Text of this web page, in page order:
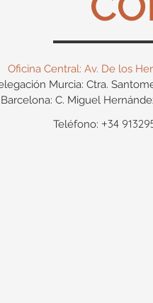
Oficina Central: Av. De los
Murcia: Ctra.
C. Miguel
Teléfono:+34